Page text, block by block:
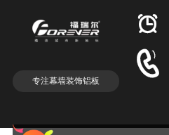
专注幕墙装饰铝板

